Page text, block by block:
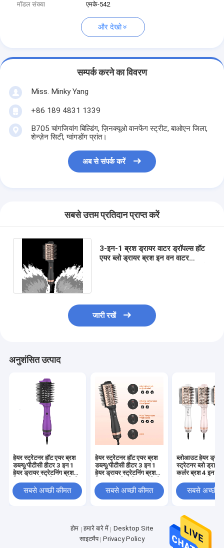
मॉडल संख्या
एमके-542
और देखो
सम्पर्क करने का विवरण
Miss. Minky Yang
+86 189 4831 1339
B705 चांगजियांग बिल्डिंग, ज़िनक्यूओ वानफेंग स्ट्रीट, बाओएन जिला,
शेन्ज़ेन सिटी, ग्वांगडोंग प्रांत।
अब से संपर्क करें
सबसे उत्तम प्रतिदान प्राप्त करें
3-इन-1 ब्रश ड्रायर वाटर ड्रॉपल्स हॉट
एयर ब्लो ड्रायर ब्रश इन वन वाटर
जारी रखें
अनुशंसित उत्पाद
हेयर स्ट्रेटनर हॉट एयर ब्रश
डब्ल्यू/पीटीसी हीटर 3 इन 1
हेयर ड्रायर स्ट्रेटनिंग ब्रश
सबसे अच्छी कीमत
हेयर स्ट्रेटनर हॉट एयर ब्रश
डब्ल्यू/पीटीसी हीटर 3 इन 1
हेयर ड्रायर स्ट्रेटनिंग ब्रश
सबसे अच्छी कीमत
ब्लोआउट हेयर
स्ट्रेटनर ब्लो ड्रायर
कर्लर ब्रश 4 इन 1
सबसे अच्छी
होम हमारे बारे में
Desktop Site
साइटमैप
Privacy Policy